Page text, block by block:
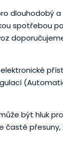
dlouhodobý
spotřebou
být hluk
časté